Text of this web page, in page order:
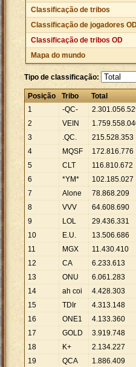
Classificação de tribos
Classificação de jogadores
Classificação de tribos OD
Mapa do mundo
Tipo de classificação:
Posição Tribo
Total
1
-QC- 2.301.056.
2
VEIN 1.759.558.
3
.QC. 215.528.353
4
MQSF 172.816.776
5
CLT 116.810.672
6
*YM* 102.185.027
7
Alone 78.868.209
8
VVV 64.608.690
9
LOL 29.436.331
10
E.U. 13.506.686
11
MGX 11.430.410
12
CA 6.233.613
13
ONU 6.061.283
14
ah coi 4.428.303
15
TDIr 4.313.148
16
ONE1 4.133.360
17
GOLD 3.919.748
18
K+ 2.134.227
19
QCA 1.886.409